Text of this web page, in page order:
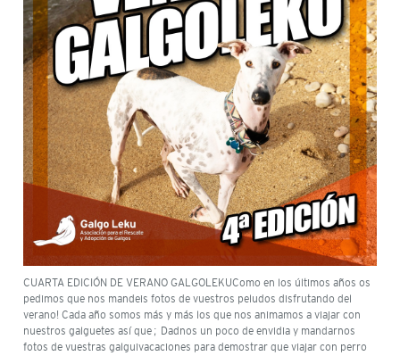
CUARTA EDICIÓN DE VERANO GALGOLEKUComo en los últimos años os
pedimos que nos mandeis fotos de vuestros peludos disfrutando del
verano! Cada año somos más y más los que nos animamos a viajar con
nuestros galguetes así que… Dadnos un poco de envidia y mandarnos
fotos de vuestras galguivacaciones para demostrar que viajar con perro